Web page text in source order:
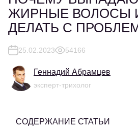
ЖИРНЫЕ ВОЛОСЫ
ДЕЛАТЬ С
25.02.2023 54166
Геннадий Абрамцев
эксперт-трихолог
СОДЕРЖАНИЕ СТАТЬИ